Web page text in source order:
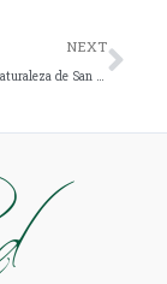
NEXT